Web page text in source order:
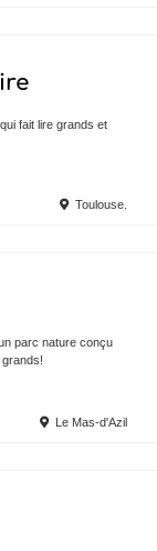
fait lire grands et
Toulouse.
parc nature conçu
Le Mas-d'Azil